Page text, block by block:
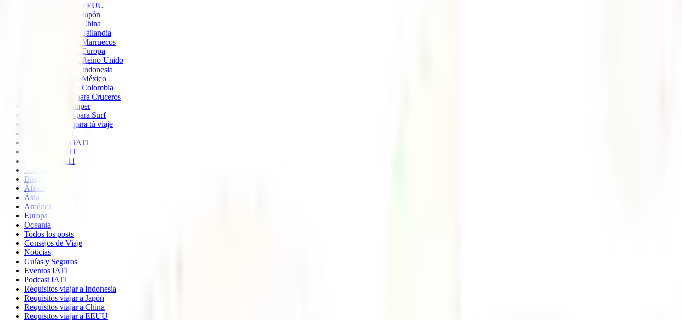
Seguro de viaje a EEUU
Seguro de viaje a Japón
Seguro de viaje a China
Seguro de viaje a Tailandia
Seguro de viaje a Marruecos
Seguro de viaje a Europa
Seguro de viaje a Reino Unido
Seguro de viaje a Indonesia
Seguro de viaje a México
Seguro de viaje a Colombia
Seguro de viaje para Cruceros
Seguro para Camper
Seguro de viaje para Surf
Imprescindible para tú viaje
Quiénes somos
Colaboradores IATI
Descuento IATI
Opiniones IATI
Soporte
Blog
África
Ásia
América
Europa
Oceania
Todos los posts
Consejos de Viaje
Noticias
Guías y Seguros
Eventos IATI
Podcast IATI
Requisitos viajar a Indonesia
Requisitos viajar a Japón
Requisitos viajar a China
Requisitos viajar a EEUU